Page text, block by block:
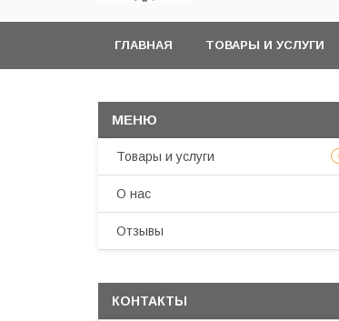
ГЛАВНАЯ ТОВАРЫ И УСЛУГИ
Товары и услуги
О нас
Отзывы
КОНТАКТЫ